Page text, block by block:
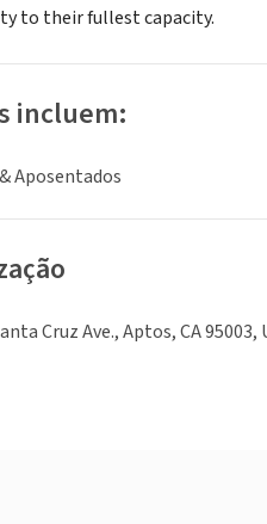
to their fullest capacity.
incluem:
Aposentados
Cruz Ave., Aptos, CA